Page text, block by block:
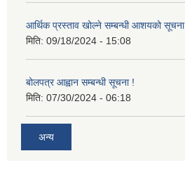
आर्थिक प्रस्ताव खोल्ने सम्बन्धी आशयको सूचना
मिति: 09/18/2024 - 15:08
बोलपत्र आह्वान सम्बन्धी सूचना !
मिति: 07/30/2024 - 06:18
अन्य